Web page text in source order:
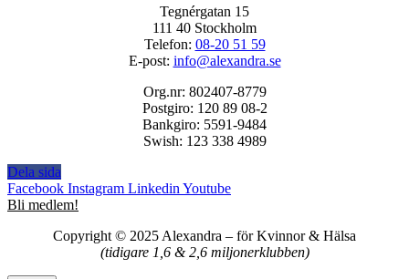
Tegnérgatan 15
111 40 Stockholm
Telefon: 08-20 51 59
E-post: info@alexandra.se
Org.nr: 802407-8779
Postgiro: 120 89 08-2
Bankgiro: 5591-9484
Swish: 123 338 4989
Dela sida
Facebook Instagram Linkedin Youtube
Bli medlem!
Copyright © 2025 Alexandra – för Kvinnor & Hälsa
(tidigare 1,6 & 2,6 miljonerklubben)